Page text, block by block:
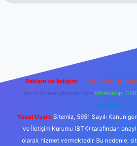
Reklam ve İletişim: E-mail:
forumhizmeti@gmail.com Whatsapp:
@karabul
Yasal Uyarı: Sitemiz, 5651 Sayılı Kanun
ve İletişim Kurumu (BTK) tarafından
olarak hizmet vermektedir. Bu nedenle,